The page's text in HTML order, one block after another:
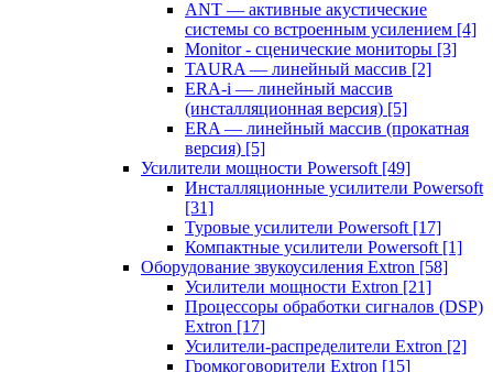
ANT — активные акустические
системы со встроенным усилением [4]
Monitor - сценические мониторы [3]
TAURA — линейный массив [2]
ERA-i — линейный массив
(инсталляционная версия) [5]
ERA — линейный массив (прокатная
версия) [5]
Усилители мощности Powersoft [49]
Инсталляционные усилители Powersoft
[31]
Туровые усилители Powersoft [17]
Компактные усилители Powersoft [1]
Оборудование звукоусиления Extron [58]
Усилители мощности Extron [21]
Процессоры обработки сигналов (DSP)
Extron [17]
Усилители-распределители Extron [2]
Громкоговорители Extron [15]